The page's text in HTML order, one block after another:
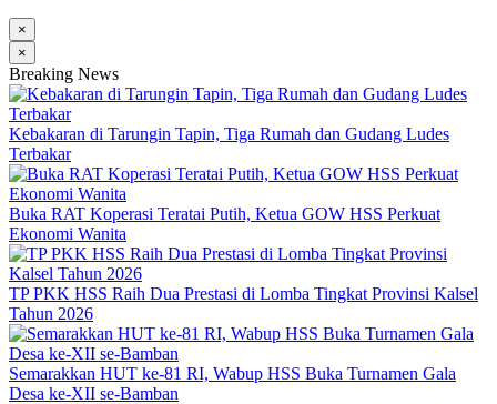
×
×
Breaking News
Kebakaran di Tarungin Tapin, Tiga Rumah dan Gudang Ludes
Terbakar
Buka RAT Koperasi Teratai Putih, Ketua GOW HSS Perkuat
Ekonomi Wanita
TP PKK HSS Raih Dua Prestasi di Lomba Tingkat Provinsi Kalsel
Tahun 2026
Semarakkan HUT ke-81 RI, Wabup HSS Buka Turnamen Gala
Desa ke-XII se-Bamban